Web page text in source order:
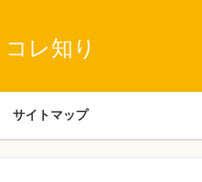
コレ知り
サイトマップ